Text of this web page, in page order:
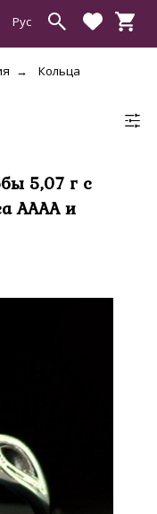
Кольца
5,07 г с
АААА и